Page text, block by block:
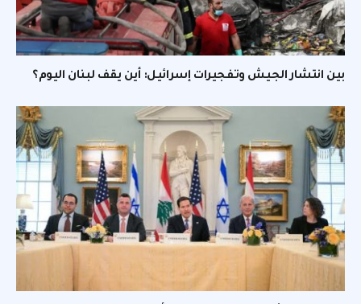
بين انتشار الجيش وتفجيرات إسرائيل: أين يقف لبنان اليوم؟